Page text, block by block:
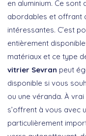
en aluminium. Ce
abordables et offrant
intéressantes. C’est
entièrement
matériaux et ce type
vitrier Sevran peut
disponible si vous
ou une véranda. À
s’offrent à vous avec
particulièrement